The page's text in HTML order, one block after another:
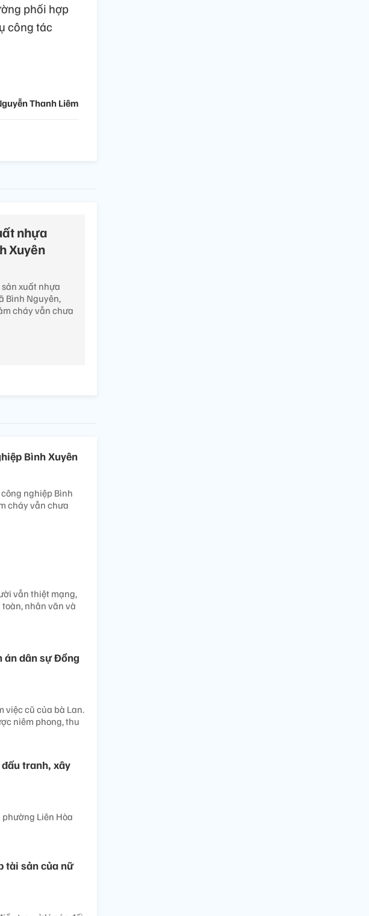
phối hợp
công tác
Thanh Liêm
nhựa
Xuyên
xuất nhựa
Bình Nguyên,
cháy vẫn chưa
Bình Xuyên
nghiệp Bình
cháy vẫn chưa
vẫn thiệt mạng,
nhân văn và
án dân sự Đồng
việc cũ của bà Lan.
niêm phong, thu
tranh, xây
Liên Hòa
tài sản của nữ